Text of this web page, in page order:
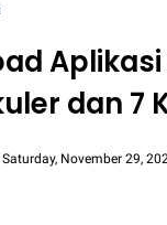
dan 7
Saturday, November 29,